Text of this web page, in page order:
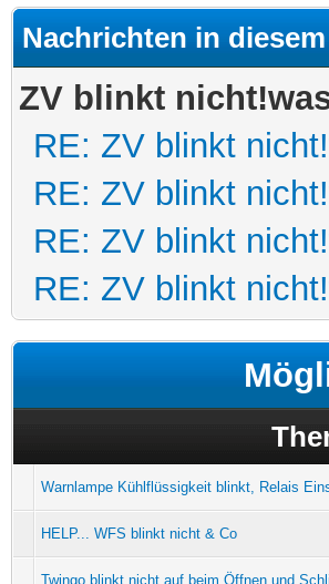
Nachrichten in
ZV blinkt
RE: ZV blinkt
RE: ZV blinkt
RE: ZV blinkt
RE: ZV blinkt
Warnlampe Kühlflüssigkeit blinkt, Relais
HELP... WFS blinkt nicht & Co
Twingo blinkt nicht auf beim Öffnen und